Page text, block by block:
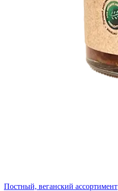
Постный, веганский ассортимент